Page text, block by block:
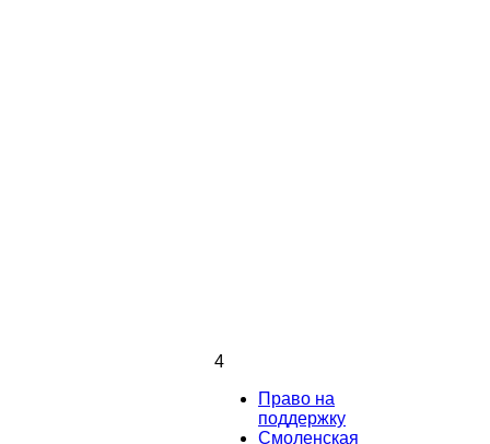
4
Право на
поддержку
Смоленская